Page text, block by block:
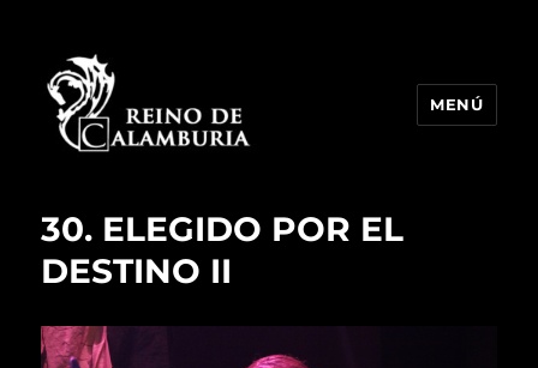
MENÚ
30. ELEGIDO POR EL
DESTINO II